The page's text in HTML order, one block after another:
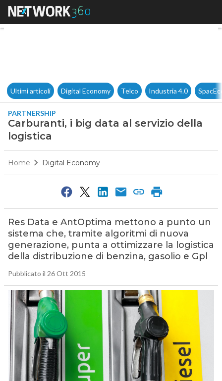
Carburanti, i big data al
Ultimi articoli Digital Economy Telco Industria 4.0
PARTNERSHIP
Carburanti, i big data al servizio della
logistica
Home Digital Economy
Res Data e AntOptima mettono a punto un
sistema che, tramite algoritmi di nuova
generazione, punta a ottimizzare la logistica
della distribuzione di benzina, gasolio e Gpl
Pubblicato il 26 Ott 2015